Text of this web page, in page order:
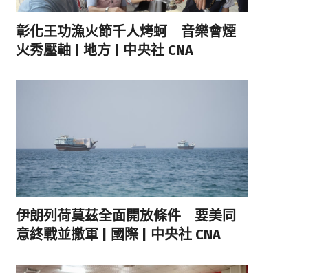
彰化王功漁火節千人烤蚵 音樂會煙
火秀壓軸 | 地方 | 中央社 CNA
伊朗列荷莫茲全面開放條件 要美同
意終戰並撤軍 | 國際 | 中央社 CNA